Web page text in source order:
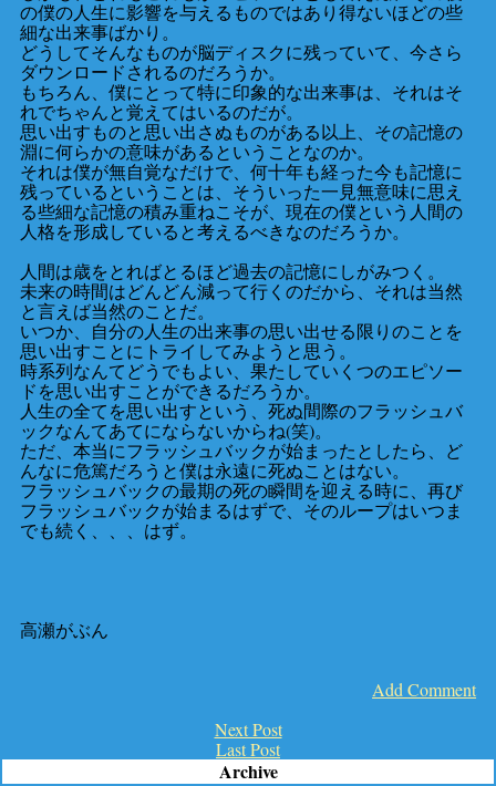
の僕の人生に影響を与えるものではあり得ないほどの些
細な出来事ばかり。
どうしてそんなものが脳ディスクに残っていて、今さら
ダウンロードされるのだろうか。
もちろん、僕にとって特に印象的な出来事は、それはそ
れでちゃんと覚えてはいるのだが。
思い出すものと思い出さぬものがある以上、その記憶の
淵に何らかの意味があるということなのか。
それは僕が無自覚なだけで、何十年も経った今も記憶に
残っているということは、そういった一見無意味に思え
る些細な記憶の積み重ねこそが、現在の僕という人間の
人格を形成していると考えるべきなのだろうか。
人間は歳をとればとるほど過去の記憶にしがみつく。
未来の時間はどんどん減って行くのだから、それは当然
と言えば当然のことだ。
いつか、自分の人生の出来事の思い出せる限りのことを
思い出すことにトライしてみようと思う。
時系列なんてどうでもよい、果たしていくつのエピソー
ドを思い出すことができるだろうか。
人生の全てを思い出すという、死ぬ間際のフラッシュバ
ックなんてあてにならないからね(笑)。
ただ、本当にフラッシュバックが始まったとしたら、ど
んなに危篤だろうと僕は永遠に死ぬことはない。
フラッシュバックの最期の死の瞬間を迎える時に、再び
フラッシュバックが始まるはずで、そのループはいつま
でも続く、、、はず。
高瀬がぶん
Add Comment
Next Post
Last Post
Archive